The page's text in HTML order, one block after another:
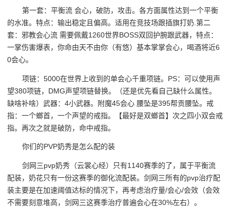
第一套：平衡流 会心，破防，攻击。各方面属性达到一个平衡
的水准。特点：输出稳定且偏高。适用在竞技场跟插旗打奶.第二
套：邪教会心流 需要佩戴1260世界BOSS双回护腕跟武器，特点：
一掌伤害爆表，你命由天不由你（有悠）基本掌掌会心，喝酒将近6
0会心。
项链：5000在世界上收到的单会心千重项链。PS：可以使用声
望380项链，DMG声望项链替换。（还是优先看自己缺什么属性。
缺啥补啥）武器：4小武器。附魔45会心 腰坠是395帮贡腰坠。戒
指：一个螂首，一个声望的戒指。【最好是双螂首】次之四小双会戒
指。再次之就是破防，命中戒指。
你们的PVP奶秀是怎么配的装
剑网三pvp奶秀（云裳心经）只有1140赛季的了，属于平衡流
配装，奶花只有一份这赛季的御化流配装。剑网三所有的pvp治疗配
装主要是在加速阈值达标的情况下，再考虑治疗量/会心/会效（会效
不需要刻意堆高，剑网三这赛季治疗普遍会心在30%左右）。